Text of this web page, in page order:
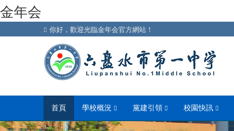
金年会
你好，歡迎光臨金年会官方網站！
首頁 學校概況 黨建引領 校園快訊